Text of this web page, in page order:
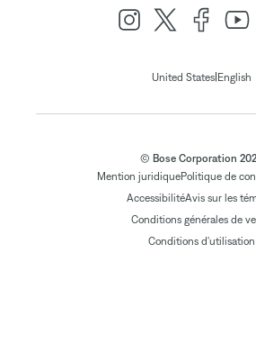
United States| English
© Bose Corporation
Mention juridiquePolitique de
AccessibilitéAvis sur les
Conditions générales de
Conditions d'utilisation